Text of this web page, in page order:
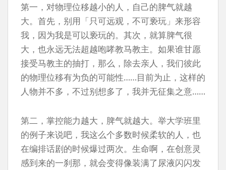
第一，对物理位移越小的人，自己的脾气就越
大。首先，别用「只可远观，不可亵玩」来形容
我，因为我是可以亵玩的。其次，就算脾气很
大，也永远无法超越咆哮教马教主。如果谁甘愿
接受马教主的抽打，那么，除去亲人，我们彼此
的物理位移有为负的可能性……目前为止，这样的
人物并不多，不过别想多了，我并无征集之意……
第二，掌控能力越大，脾气就越大。举大学班里
的例子来说吧，我这么个多数时候柔软的人，也
在编排话剧的时候爆过两次。生命啊，在创意灵
感到来的一刹那，就会变得像装满了尿液闪闪发